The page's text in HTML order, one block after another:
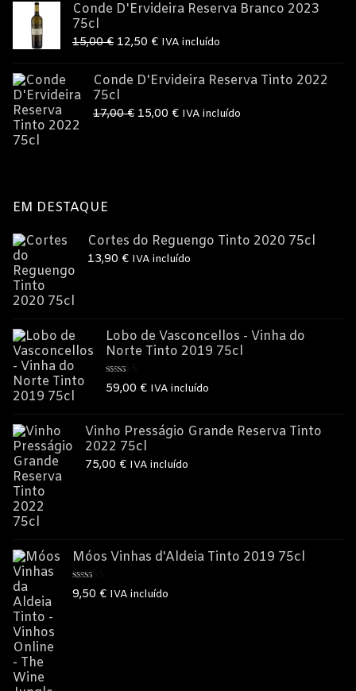
Conde D'Ervideira Reserva Branco 2023
75cl
15,00€ O
original
era:
15,00 €.
12,50 €O
atual
12,50 €.
IVA incluído
Conde D'Ervideira Reserva Tinto 2022
75cl
17,00€ O
15,00 €OIVA incluído
EM DESTAQUE
Cortes do Reguengo Tinto 2020 75cl
13,90 € IVA incluído
Lobo de Vasconcellos - Vinha do
Norte Tinto 2019 75cl
Avaliação
5.00de 5
59,00 € IVA incluído
Vinho Presságio Grande Reserva Tinto
2022 75cl
75,00 € IVA incluído
Móos Vinhas d'Aldeia Tinto 2019 75cl
Avaliação
5.00de 5
9,50 € IVA incluído